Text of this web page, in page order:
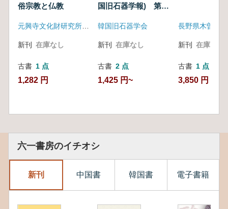
俗宗教と仏教
新刊 在庫なし
古書 1 点
1,282 円
国旧石器学報) 第17
韓国旧石器学会
新刊 在庫なし
古書 2 点
1,425 円~
新刊 在庫なし
古書 1 点
3,850 円
六一書房のイチオシ
新刊 中国書 韓国書 電子書籍